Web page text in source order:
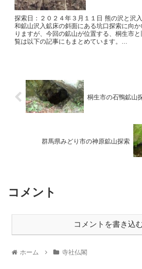
探索日：２０２４年３月１１日 熊の沢と沢
和鉱山沢入鉱床の斜面にある坑口探索に向
りますが、今回の鉱山が位置する、桐生市
覧は以下の記事にもまとめています。...
桐生市の石鴨鉱山
群馬県みどり市の神原鉱山探索
コメント
コメントを書き込
ホーム 寺社仏閣